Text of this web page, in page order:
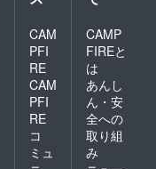
CAM
PFI
RE
CAM
PFI
RE
コ
ミュ
CAMP
FIREと
は
あんし
ん・安
全への
取り組
み